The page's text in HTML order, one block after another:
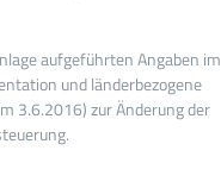
aufgeführten Angaben im
und länderbezogene
3.6.2016) zur Änderung der